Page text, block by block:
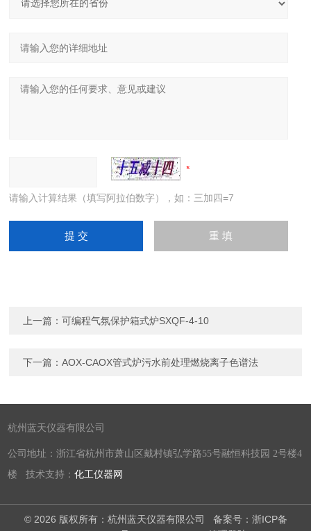
请输入计算结果（填写阿拉伯数字），如：三加四=7
上一篇：可编程气氛保护箱式炉SXQF-4-10
下一篇：AOX-CAOX管式炉污水前处理燃烧离子色谱法
杭州蓝天仪器有限公司
公司地址：浙江省杭州市萧山区戴村镇弘学路55号融恒科技园 2号楼4
楼 技术支持：化工仪器网
© 2026 版权所有：杭州蓝天仪器有限公司 备案号：浙ICP备